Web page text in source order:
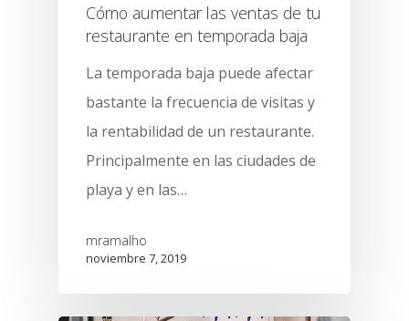
Cómo aumentar las ventas de tu
restaurante en temporada baja
La temporada baja puede afectar
bastante la frecuencia de visitas y
la rentabilidad de un restaurante.
Principalmente en las ciudades de
playa y en las…
mramalho
noviembre 7, 2019